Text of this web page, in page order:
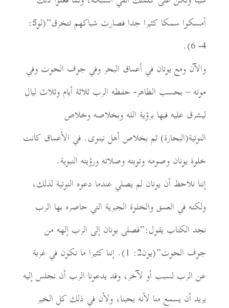
أمسكوا سمكا كثيرا جدا فصارت شباكهم تتخرق”(لو5:
4- 6).
والآن ومع يونان في أعماق البحر وفي جوف الحوت وفي
موته – بحسب الظاهر- حفظه الرب ثلاثة أيام وثلاث ليال
ليشرق عليه فيها برؤية الله وبخلاصه وخلاص
النوتية(البحارة) ثم بخلاص أهل نينوى. في الأعماق كانت
خلوة يونان وصومه وتوبته وصلاته ورؤيته النبوية.
إننا نلاحظ أن يونان لم يصلي عندما دعوه النوتية لذلك،
ولكنه في العمق والخلوة الجبرية التي حاصره بها الرب
نجد الكتاب يقول:”فصلى يونان إلى الرب إلهه من
جوف الحوت”(يون2: 1). إننا كثيرا ما نكون في غربة
عن الرب لسبب أو لآخر، وقد يدعونا الرب أن نجلس إليه
يريد أن يسمع منا لأنه يحبنا، ولأن في ذلك كل الخير